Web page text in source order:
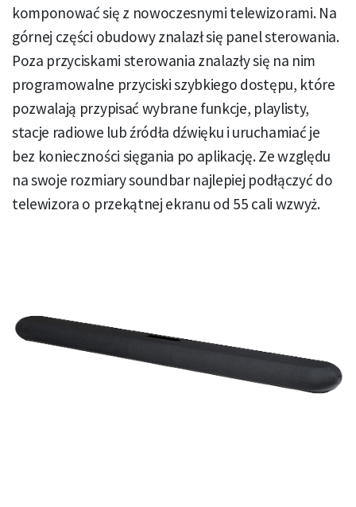
komponować się z nowoczesnymi telewizorami. Na
górnej części obudowy znalazł się panel sterowania.
Poza przyciskami sterowania znalazły się na nim
programowalne przyciski szybkiego dostępu, które
pozwalają przypisać wybrane funkcje, playlisty,
stacje radiowe lub źródła dźwięku i uruchamiać je
bez konieczności sięgania po aplikację. Ze względu
na swoje rozmiary soundbar najlepiej podłączyć do
telewizora o przekątnej ekranu od 55 cali wzwyż.